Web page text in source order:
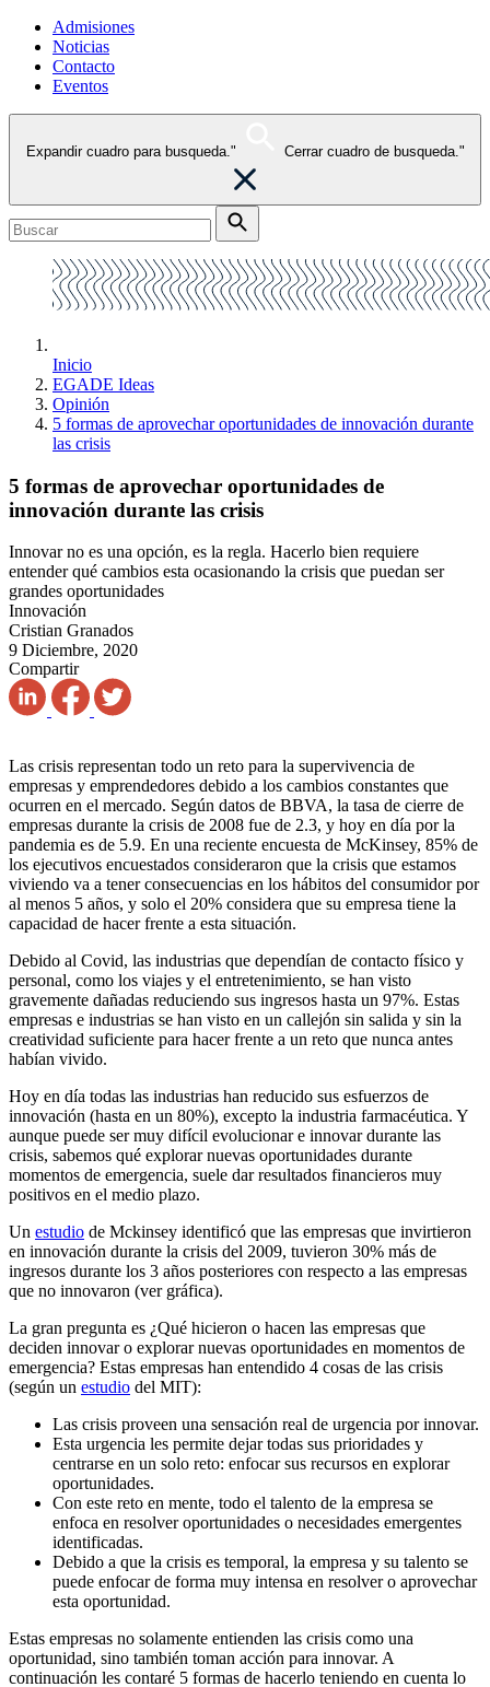
Admisiones
Noticias
Contacto
Eventos
Expandir cuadro para busqueda." Cerrar cuadro de busqueda."
Inicio
EGADE Ideas
Opinión
5 formas de aprovechar oportunidades de innovación durante
las crisis
5 formas de aprovechar oportunidades de
innovación durante las crisis
Innovar no es una opción, es la regla. Hacerlo bien requiere
entender qué cambios esta ocasionando la crisis que puedan ser
grandes oportunidades
Innovación
Cristian Granados
9 Diciembre, 2020
Compartir
Las crisis representan todo un reto para la supervivencia de
empresas y emprendedores debido a los cambios constantes que
ocurren en el mercado. Según datos de BBVA, la tasa de cierre de
empresas durante la crisis de 2008 fue de 2.3, y hoy en día por la
pandemia es de 5.9. En una reciente encuesta de McKinsey, 85% de
los ejecutivos encuestados consideraron que la crisis que estamos
viviendo va a tener consecuencias en los hábitos del consumidor por
al menos 5 años, y solo el 20% considera que su empresa tiene la
capacidad de hacer frente a esta situación.
Debido al Covid, las industrias que dependían de contacto físico y
personal, como los viajes y el entretenimiento, se han visto
gravemente dañadas reduciendo sus ingresos hasta un 97%. Estas
empresas e industrias se han visto en un callejón sin salida y sin la
creatividad suficiente para hacer frente a un reto que nunca antes
habían vivido.
Hoy en día todas las industrias han reducido sus esfuerzos de
innovación (hasta en un 80%), excepto la industria farmacéutica. Y
aunque puede ser muy difícil evolucionar e innovar durante las
crisis, sabemos qué explorar nuevas oportunidades durante
momentos de emergencia, suele dar resultados financieros muy
positivos en el medio plazo.
Un estudio de Mckinsey identificó que las empresas que invirtieron
en innovación durante la crisis del 2009, tuvieron 30% más de
ingresos durante los 3 años posteriores con respecto a las empresas
que no innovaron (ver gráfica).
La gran pregunta es ¿Qué hicieron o hacen las empresas que
deciden innovar o explorar nuevas oportunidades en momentos de
emergencia? Estas empresas han entendido 4 cosas de las crisis
(según un estudio del MIT):
Las crisis proveen una sensación real de urgencia por innovar.
Esta urgencia les permite dejar todas sus prioridades y
centrarse en un solo reto: enfocar sus recursos en explorar
oportunidades.
Con este reto en mente, todo el talento de la empresa se
enfoca en resolver oportunidades o necesidades emergentes
identificadas.
Debido a que la crisis es temporal, la empresa y su talento se
puede enfocar de forma muy intensa en resolver o aprovechar
esta oportunidad.
Estas empresas no solamente entienden las crisis como una
oportunidad, sino también toman acción para innovar. A
continuación les contaré 5 formas de hacerlo teniendo en cuenta lo